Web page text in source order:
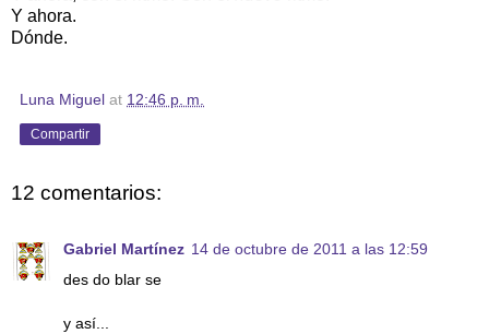
Y ahora.
Dónde.
Luna Miguel at 12:46 p. m.
Compartir
12 comentarios:
Gabriel Martínez 14 de octubre de 2011 a las 12:59
des do blar se
y así...